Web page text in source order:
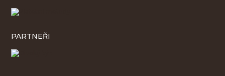
PARTNEŘI